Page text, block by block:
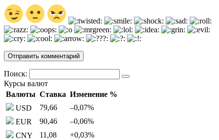
Поиск:
Курсы валют
Валюты Ставка Изменение %
USD
79,66 –0,07%
EUR
90,46 –0,06%
CNY
11,08 +0,03%